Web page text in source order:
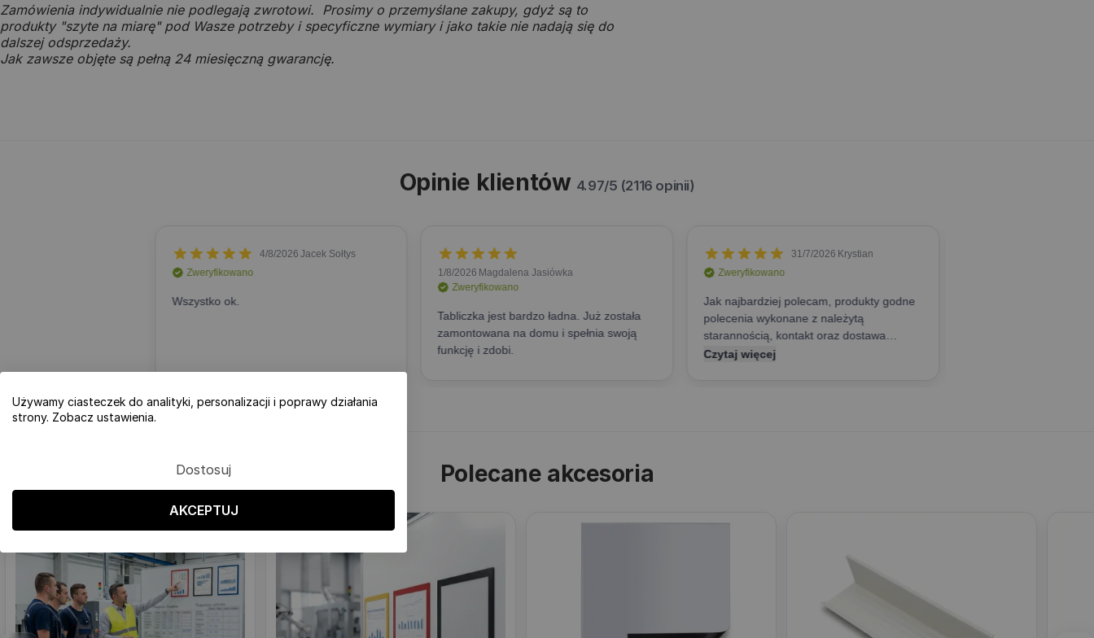
Zamówienia indywidualnie nie podlegają zwrotowi. Prosimy o przemyślane zakupy, gdyż są to
produkty "szyte na miarę" pod Wasze potrzeby i specyficzne wymiary i jako takie nie nadają się do
dalszej odsprzedaży.
Jak zawsze objęte są pełną 24 miesięczną gwarancję.
Opinie klientów 4.97/5 (2116 opinii)
Polecane akcesoria
Używamy ciasteczek do analityki, personalizacji i poprawy działania
strony. Zobacz ustawienia.
Dostosuj
AKCEPTUJ